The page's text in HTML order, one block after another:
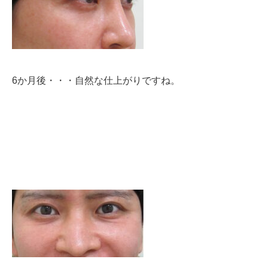
6か月後・・・ 自然な仕上がりですね。